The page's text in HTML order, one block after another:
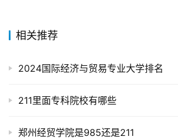
相关推荐
2024国际经济与贸易专业大学排名
211里面专科院校有哪些
郑州经贸学院是985还是211